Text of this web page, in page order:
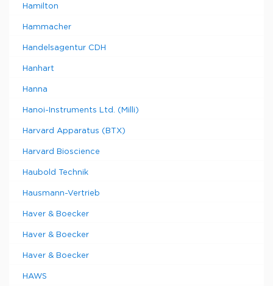
Hamilton
Hammacher
Handelsagentur CDH
Hanhart
Hanna
Hanoi-Instruments Ltd. (Milli)
Harvard Apparatus (BTX)
Harvard Bioscience
Haubold Technik
Hausmann-Vertrieb
Haver & Boecker
Haver & Boecker
Haver & Boecker
HAWS